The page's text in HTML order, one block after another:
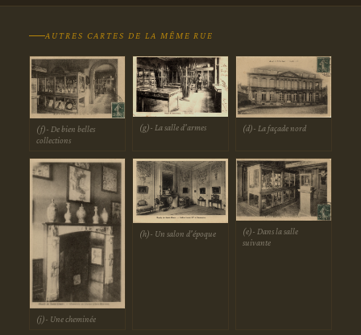
AUTRES CARTES DE LA MÊME RUE
(f)- De bien belles
collections
(g)- La salle d'armes (d)- La façade nord
(j)- Une cheminée
(h)- Un salon d'époque
(e)- Dans la salle
suivante